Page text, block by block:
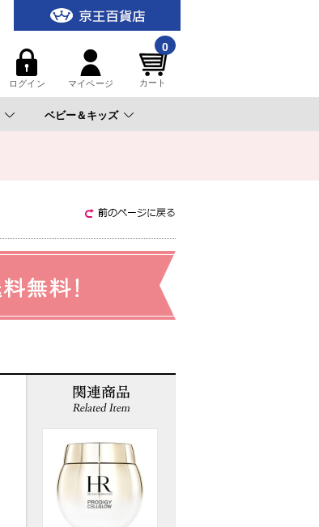
ログイン マイページ
0
カート
ベビー＆キッズ